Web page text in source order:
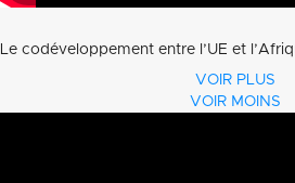
Le codéveloppement entre l’UE et
VOIR PLUS
VOIR MOINS